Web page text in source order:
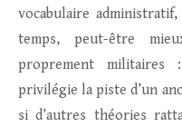
vocabulaire
temps, peut-être
proprement
privilégie la piste d’un
si d’autres théories